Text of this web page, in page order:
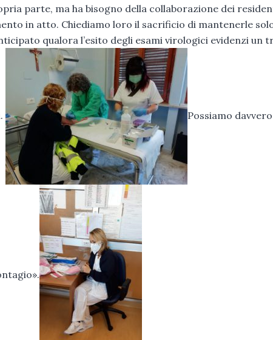
parte, ma ha bisogno della collaborazione dei
in atto. Chiediamo loro il sacrificio di mantenerle
qualora l’esito degli esami virologici evidenzi un
Possiamo